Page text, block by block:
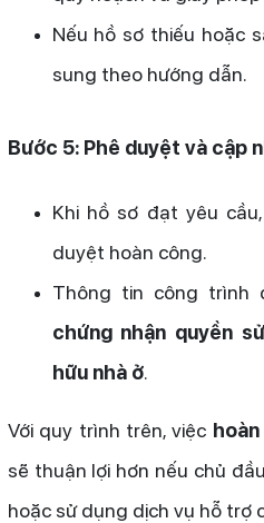
Nếu hồ sơ thiếu hoặc
sung theo hướng dẫn.
Bước 5: Phê duyệt và cập
Khi hồ sơ đạt yêu
duyệt hoàn công.
Thông tin công trình
chứng nhận quyền
hữu nhà ở.
Với quy trình trên, việc
sẽ thuận lợi hơn nếu chủ
hoặc sử dụng dịch vụ hỗ trợ